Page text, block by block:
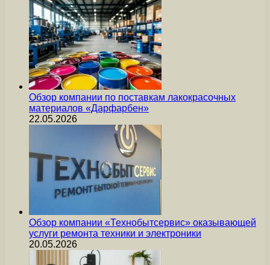
Обзор компании по поставкам лакокрасочных
материалов «Дарфарбен»
22.05.2026
Обзор компании «Технобытсервис» оказывающей
услуги ремонта техники и электроники
20.05.2026